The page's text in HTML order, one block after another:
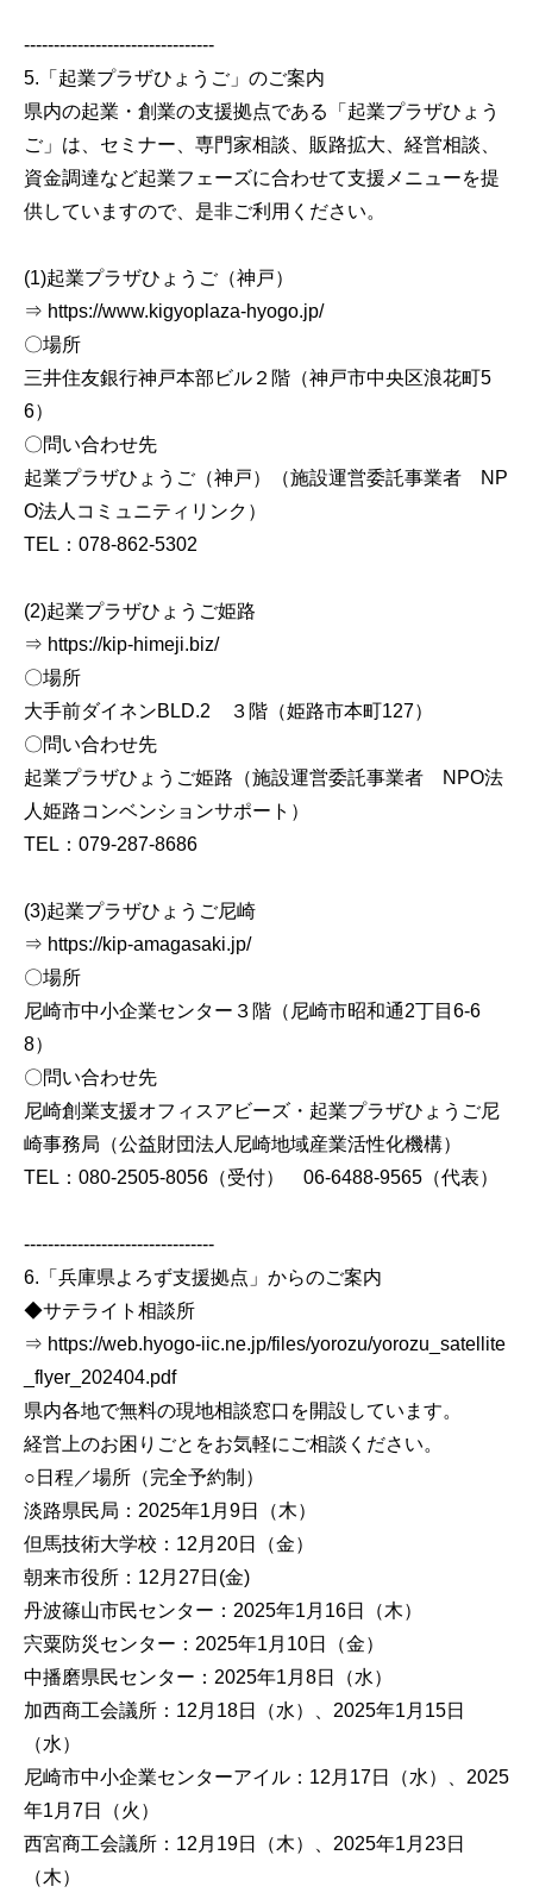
--------------------------------
5.「起業プラザひょうご」のご案内
県内の起業・創業の支援拠点である「起業プラザひょう
ご」は、セミナー、専門家相談、販路拡大、経営相談、
資金調達など起業フェーズに合わせて支援メニューを提
供していますので、是非ご利用ください。
(1)起業プラザひょうご（神戸）
⇒ https://www.kigyoplaza-hyogo.jp/
〇場所
三井住友銀行神戸本部ビル２階（神戸市中央区浪花町5
6）
〇問い合わせ先
起業プラザひょうご（神戸）（施設運営委託事業者 NP
O法人コミュニティリンク）
TEL：078-862-5302
(2)起業プラザひょうご姫路
⇒ https://kip-himeji.biz/
〇場所
大手前ダイネンBLD.2 ３階（姫路市本町127）
〇問い合わせ先
起業プラザひょうご姫路（施設運営委託事業者 NPO法
人姫路コンベンションサポート）
TEL：079-287-8686
(3)起業プラザひょうご尼崎
⇒ https://kip-amagasaki.jp/
〇場所
尼崎市中小企業センター３階（尼崎市昭和通2丁目6-6
8）
〇問い合わせ先
尼崎創業支援オフィスアビーズ・起業プラザひょうご尼
崎事務局（公益財団法人尼崎地域産業活性化機構）
TEL：080-2505-8056（受付） 06-6488-9565（代表）
--------------------------------
6.「兵庫県よろず支援拠点」からのご案内
◆サテライト相談所
⇒ https://web.hyogo-iic.ne.jp/files/yorozu/yorozu_satellite
_flyer_202404.pdf
県内各地で無料の現地相談窓口を開設しています。
経営上のお困りごとをお気軽にご相談ください。
○日程／場所（完全予約制）
淡路県民局：2025年1月9日（木）
但馬技術大学校：12月20日（金）
朝来市役所：12月27日(金)
丹波篠山市民センター：2025年1月16日（木）
宍粟防災センター：2025年1月10日（金）
中播磨県民センター：2025年1月8日（水）
加西商工会議所：12月18日（水）、2025年1月15日
（水）
尼崎市中小企業センターアイル：12月17日（水）、2025
年1月7日（火）
西宮商工会議所：12月19日（木）、2025年1月23日
（木）